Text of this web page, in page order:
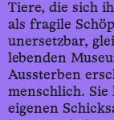
Tiere, die sich
als fragile
unersetzbar,
lebenden
Aussterben
menschlich.
eigenen